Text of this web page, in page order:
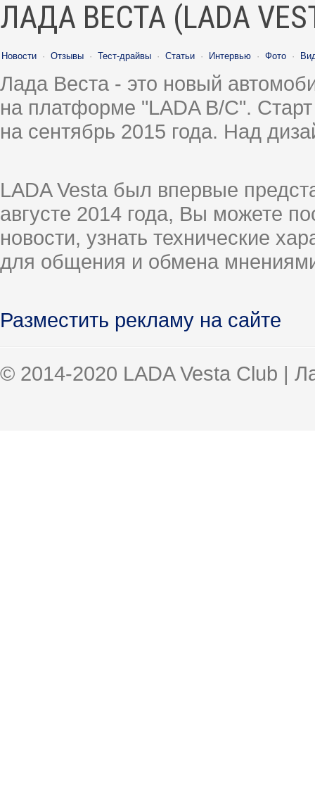
ЛАДА ВЕСТА (LADA
Новости · Отзывы · Тест-драйвы · Статьи · Интервью · Фото ·
Лада Веста - это новый
на платформе "LADA B/C".
на сентябрь 2015 года. Над
LADA Vesta был впервые
августе 2014 года, Вы можете
новости, узнать технические
для общения и обмена
Разместить рекламу на сайте
© 2014-2020 LADA Vesta Club |